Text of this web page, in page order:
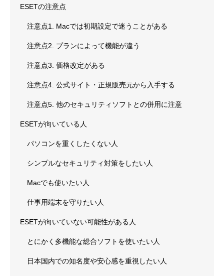
ESETの注意点
注意点1. Macでは初期設定で迷うことがある
注意点2. プランによって機能が違う
注意点3. 価格改定がある
注意点4. 公式サイト・正規販売元から入手する
注意点5. 他のセキュリティソフトとの併用に注意
ESETが向いている人
パソコンを重くしたくない人
シンプルなセキュリティ対策をしたい人
Macでも使いたい人
仕事用端末を守りたい人
ESETが向いていない可能性がある人
とにかく多機能な総合ソフトを使いたい人
日本国内での知名度や安心感を重視したい人